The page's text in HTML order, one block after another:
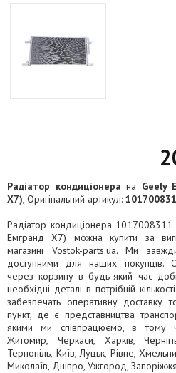
Радіатор кондиціонера на Geely
X7), Оригінальний артикул:
Радіатор кондиціонера
Емгранд X7) можна купити за
магазині Vostok-parts.ua. Ми
доступними для наших покупців.
через корзину в будь-який час
необхідні деталі в потрібній
забезпечать оперативну доставку
пункт, де є представництва
якими ми співпрацюємо, в тому
Житомир, Черкаси, Харків,
Тернопіль, Київ, Луцьк, Рівне,
Миколаїв, Дніпро, Ужгород,